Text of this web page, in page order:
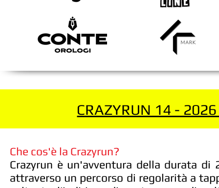
CRAZYRUN 14 -
Che cos'è la Crazyrun?
Crazyrun è un'avventura della durata di
attraverso un percorso di regolarità a